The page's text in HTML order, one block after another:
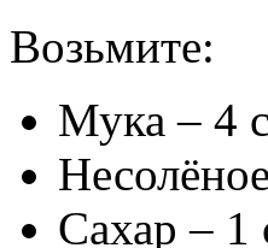
Возьмите:
Мука – 4
Сахар – 1